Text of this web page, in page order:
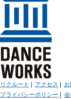
リクルート | アクセス |
プライバシーポリシー |